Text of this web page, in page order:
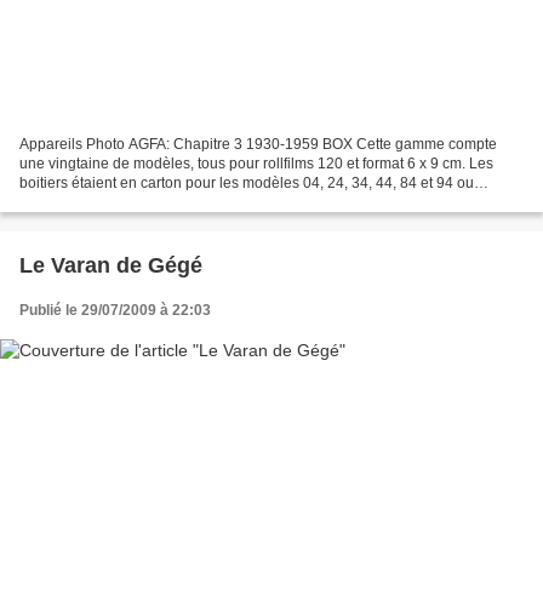
Appareils Photo AGFA: Chapitre 3 1930-1959 BOX Cette gamme compte
une vingtaine de modèles, tous pour rollfilms 120 et format 6 x 9 cm. Les
boitiers étaient en carton pour les modèles 04, 24, 34, 44, 84 et 94 ou
Le Varan de Gégé
Publié le 29/07/2009 à 22:03